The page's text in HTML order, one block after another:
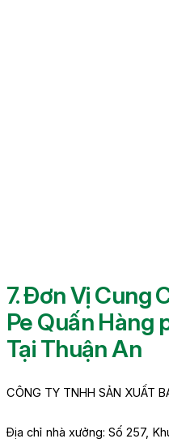
7. Đơn Vị Cung
Pe Quấn Hàng
Tại Thuận An
CÔNG TY TNHH SẢN XUẤT
Địa chỉ nhà xưởng: Số 257,